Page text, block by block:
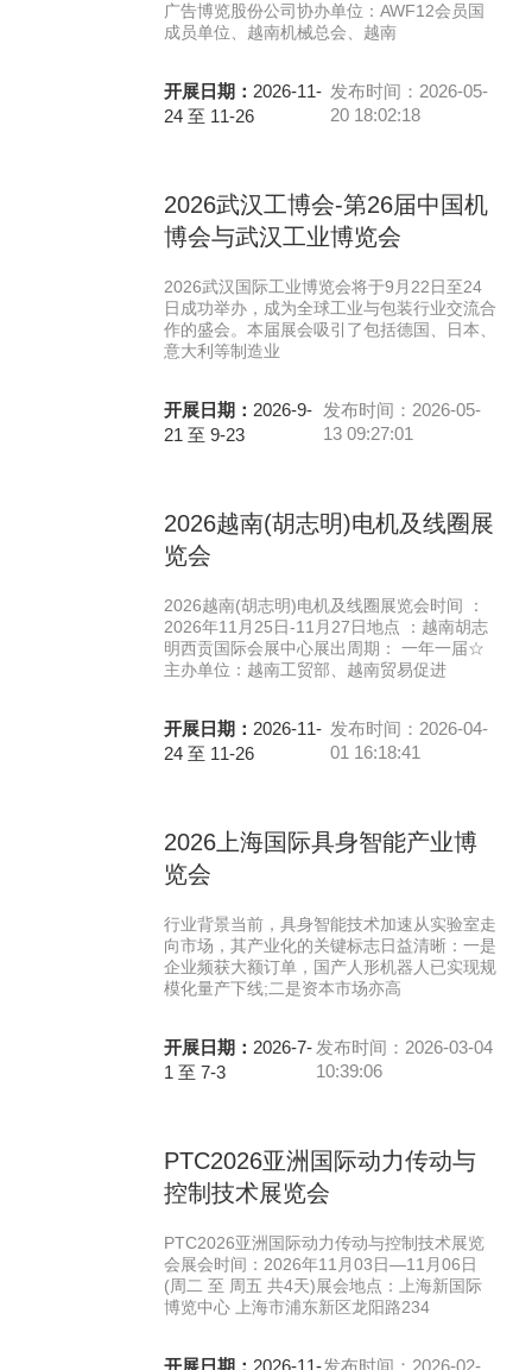
广告博览股份公司协办单位：AWF12会员国
成员单位、越南机械总会、越南
开展日期： 2026-11-
24 至 11-26
发布时间：2026-05-
20 18:02:18
2026武汉工博会-第26届中国机
博会与武汉工业博览会
2026武汉国际工业博览会将于9月22日至24
日成功举办，成为全球工业与包装行业交流合
作的盛会。本届展会吸引了包括德国、日本、
意大利等制造业
开展日期： 2026-9-
21 至 9-23
发布时间：2026-05-
13 09:27:01
2026越南(胡志明)电机及线圈展
览会
2026越南(胡志明)电机及线圈展览会时间 ：
2026年11月25日-11月27日地点 ：越南胡志
明西贡国际会展中心展出周期： 一年一届☆
主办单位：越南工贸部、越南贸易促进
开展日期： 2026-11-
24 至 11-26
发布时间：2026-04-
01 16:18:41
2026上海国际具身智能产业博
览会
行业背景当前，具身智能技术加速从实验室走
向市场，其产业化的关键标志日益清晰：一是
企业频获大额订单，国产人形机器人已实现规
模化量产下线;二是资本市场亦高
开展日期： 2026-7-
1 至 7-3
发布时间：2026-03-04
10:39:06
PTC2026亚洲国际动力传动与
控制技术展览会
PTC2026亚洲国际动力传动与控制技术展览
会展会时间：2026年11月03日—11月06日
(周二 至 周五 共4天)展会地点：上海新国际
博览中心 上海市浦东新区龙阳路234
开展日期： 2026-11-发布时间：2026-02-